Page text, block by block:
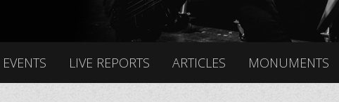
EVENTS LIVE REPORTS ARTICLES MONUMENTS